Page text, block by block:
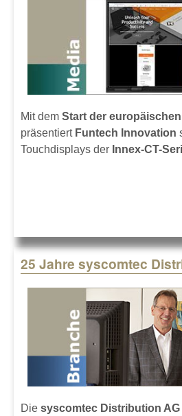
Mit dem Start der
präsentiert Funtech Innovation
Touchdisplays der Innex-CT-
25 Jahre syscomtec
Die syscomtec Distribution AG